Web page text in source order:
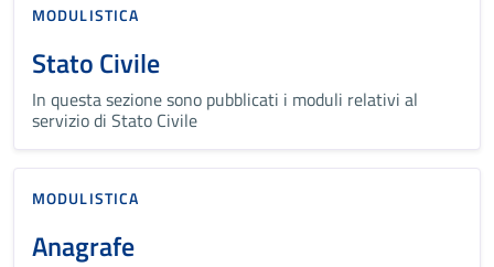
MODULISTICA
Stato Civile
In questa sezione sono pubblicati i moduli relativi al
servizio di Stato Civile
MODULISTICA
Anagrafe